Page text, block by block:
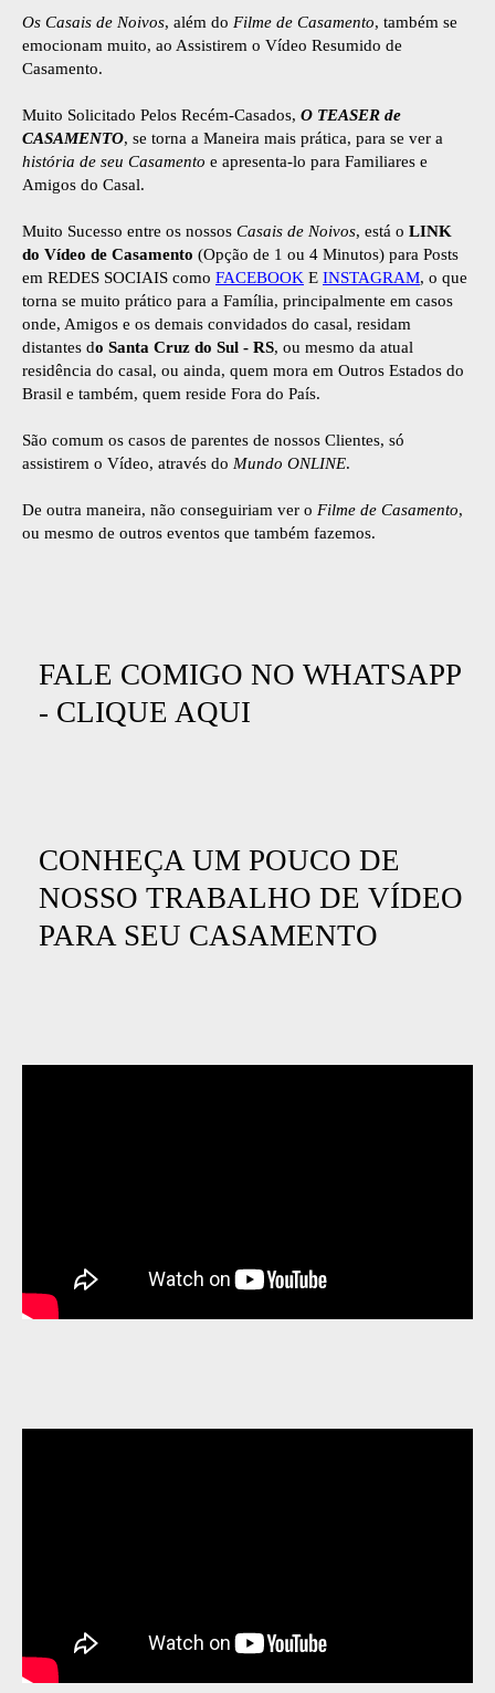
Os Casais de Noivos, além do Filme de Casamento, também se
emocionam muito, ao Assistirem o Vídeo Resumido de
Casamento.
Muito Solicitado Pelos Recém-Casados, O TEASER de
CASAMENTO, se torna a Maneira mais prática, para se ver a
história de seu Casamento e apresenta-lo para Familiares e
Amigos do Casal.
Muito Sucesso entre os nossos Casais de Noivos, está o LINK
do Vídeo de Casamento (Opção de 1 ou 4 Minutos) para Posts
em REDES SOCIAIS como FACEBOOK E INSTAGRAM, o que
torna se muito prático para a Família, principalmente em casos
onde, Amigos e os demais convidados do casal, residam
distantes do Santa Cruz do Sul - RS, ou mesmo da atual
residência do casal, ou ainda, quem mora em Outros Estados do
Brasil e também, quem reside Fora do País.
São comum os casos de parentes de nossos Clientes, só
assistirem o Vídeo, através do Mundo ONLINE.
De outra maneira, não conseguiriam ver o Filme de Casamento,
ou mesmo de outros eventos que também fazemos.
FALE COMIGO NO WHATSAPP
- CLIQUE AQUI
CONHEÇA UM POUCO DE
NOSSO TRABALHO DE VÍDEO
PARA SEU CASAMENTO